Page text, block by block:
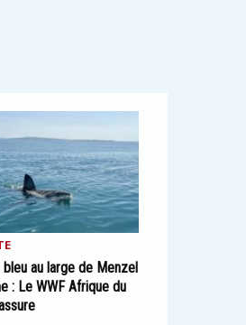
bleu au large de Menzel
: Le WWF Afrique du